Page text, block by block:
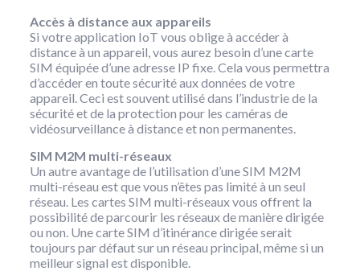
Accès à distance aux appareils
Si votre application IoT vous oblige à accéder à
distance à un appareil, vous aurez besoin d’une carte
SIM équipée d’une adresse IP fixe. Cela vous permettra
d’accéder en toute sécurité aux données de votre
appareil. Ceci est souvent utilisé dans l’industrie de la
sécurité et de la protection pour les caméras de
vidéosurveillance à distance et non permanentes.
SIM M2M multi-réseaux
Un autre avantage de l’utilisation d’une SIM M2M
multi-réseau est que vous n’êtes pas limité à un seul
réseau. Les cartes SIM multi-réseaux vous offrent la
possibilité de parcourir les réseaux de manière dirigée
ou non. Une carte SIM d’itinérance dirigée serait
toujours par défaut sur un réseau principal, même si un
meilleur signal est disponible.